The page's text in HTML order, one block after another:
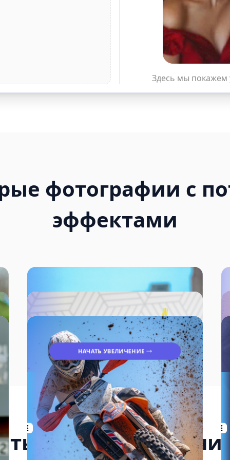
Здесь мы покажем
фотографии с
эффектами
НАЧАТЬ УВЕЛИЧЕНИЕ
AI для